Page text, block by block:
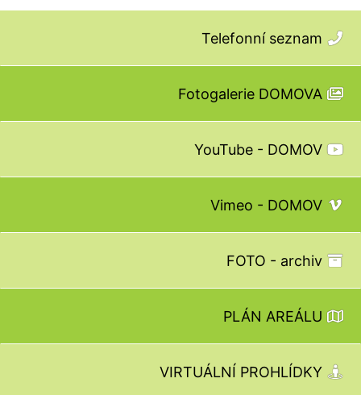
Telefonní seznam
Fotogalerie DOMOVA
YouTube - DOMOV
Vimeo - DOMOV
FOTO - archiv
PLÁN AREÁLU
VIRTUÁLNÍ PROHLÍDKY